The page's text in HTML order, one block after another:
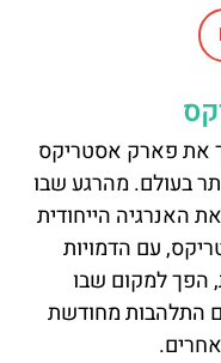
את פארק אסטריקס
בעולם. מהרגע שבו
האנרגיה הייחודית
עם הדמויות
הפך למקום שבו
התלהבות מחודשת